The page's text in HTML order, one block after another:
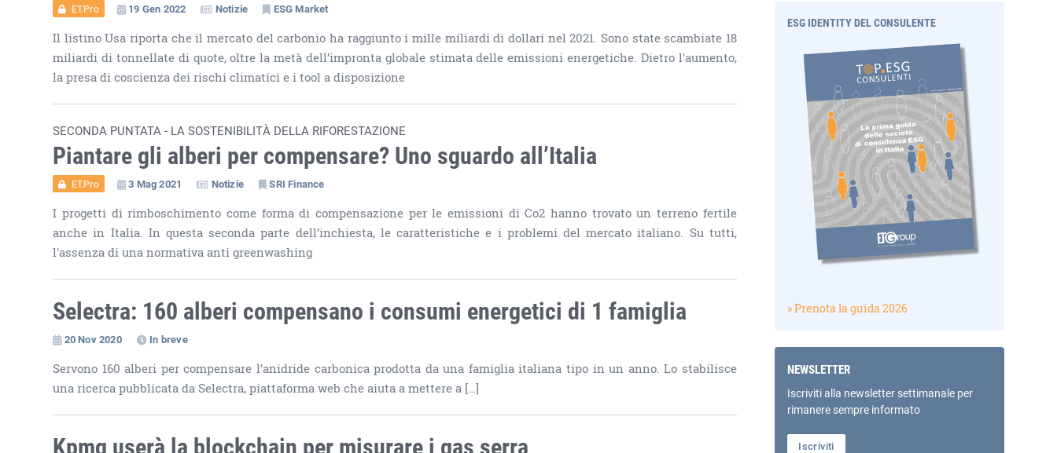
ET.Pro 19 Gen 2022 Notizie ESG Market
Il listino Usa riporta che il mercato del carbonio ha raggiunto i mille miliardi di dollari nel 2021. Sono state scambiate 18
miliardi di tonnellate di quote, oltre la metà dell’impronta globale stimata delle emissioni energetiche. Dietro l'aumento,
la presa di coscienza dei rischi climatici e i tool a disposizione
SECONDA PUNTATA - LA SOSTENIBILITÀ DELLA RIFORESTAZIONE
Piantare gli alberi per compensare? Uno sguardo all’Italia
ET.Pro 3 Mag 2021 Notizie SRI Finance
I progetti di rimboschimento come forma di compensazione per le emissioni di Co2 hanno trovato un terreno fertile
anche in Italia. In questa seconda parte dell’inchiesta, le caratteristiche e i problemi del mercato italiano. Su tutti,
l'assenza di una normativa anti greenwashing
Selectra: 160 alberi compensano i consumi energetici di 1 famiglia
20 Nov 2020 In breve
Servono 160 alberi per compensare l’anidride carbonica prodotta da una famiglia italiana tipo in un anno. Lo stabilisce
una ricerca pubblicata da Selectra, piattaforma web che aiuta a mettere a […]
Kpmg userà la blockchain per misurare i gas serra
ESG IDENTITY DEL CONSULENTE
» Prenota la guida 2026
NEWSLETTER
Iscriviti alla newsletter settimanale per
rimanere sempre informato
Iscriviti